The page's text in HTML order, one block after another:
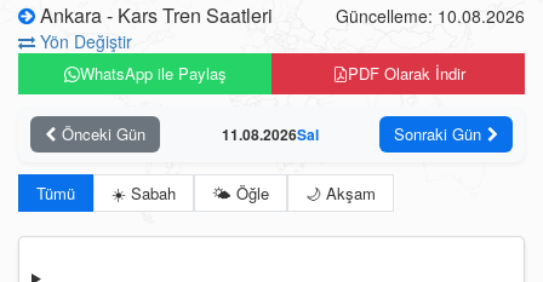
Ankara - Kars Tren Saatleri
Yön Değiştir
Güncelleme: 10.08.2026
WhatsApp ile Paylaş PDF Olarak İndir
Önceki Gün 11.08.2026Sal Sonraki Gün
Tümü ☀️ Sabah 🌤️ Öğle 🌙 Akşam